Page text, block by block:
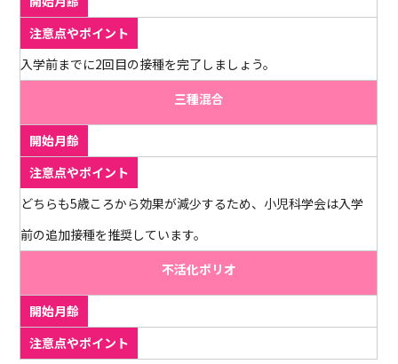
入学前までに2回目の接種を完了しましょう。
三種混合
どちらも5歳ころから効果が減少するため、小児科学会は入学
前の追加接種を推奨しています。
不活化ポリオ